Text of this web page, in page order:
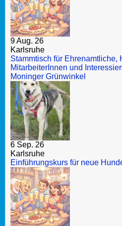
9 Aug. 26
Karlsruhe
Stammtisch für Ehrenamtliche,
MitarbeiterInnen und
Moninger Grünwinkel
6 Sep. 26
Karlsruhe
Einführungskurs für neue